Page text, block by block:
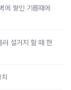
에 쌓인 기름때에
러 설거지 할 때 한